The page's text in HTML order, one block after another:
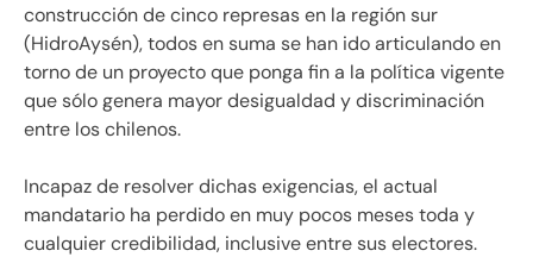
construcción de cinco represas en la región sur
(HidroAysén), todos en suma se han ido articulando en
torno de un proyecto que ponga fin a la política vigente
que sólo genera mayor desigualdad y discriminación
entre los chilenos.
Incapaz de resolver dichas exigencias, el actual
mandatario ha perdido en muy pocos meses toda y
cualquier credibilidad, inclusive entre sus electores.